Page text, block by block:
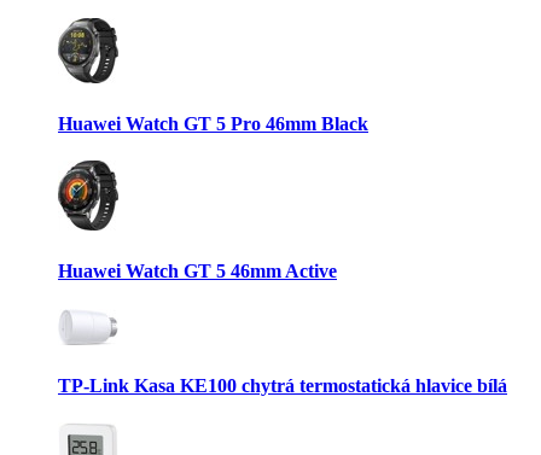
Huawei Watch GT 5 Pro 46mm Black
Huawei Watch GT 5 46mm Active
TP-Link Kasa KE100 chytrá termostatická hlavice bílá